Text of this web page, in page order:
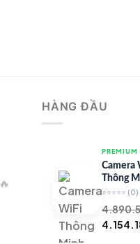
🔥
HÀNG ĐẦU
Camera
Thông
67 – Full
⭐⭐⭐⭐⭐ (0)
Giá